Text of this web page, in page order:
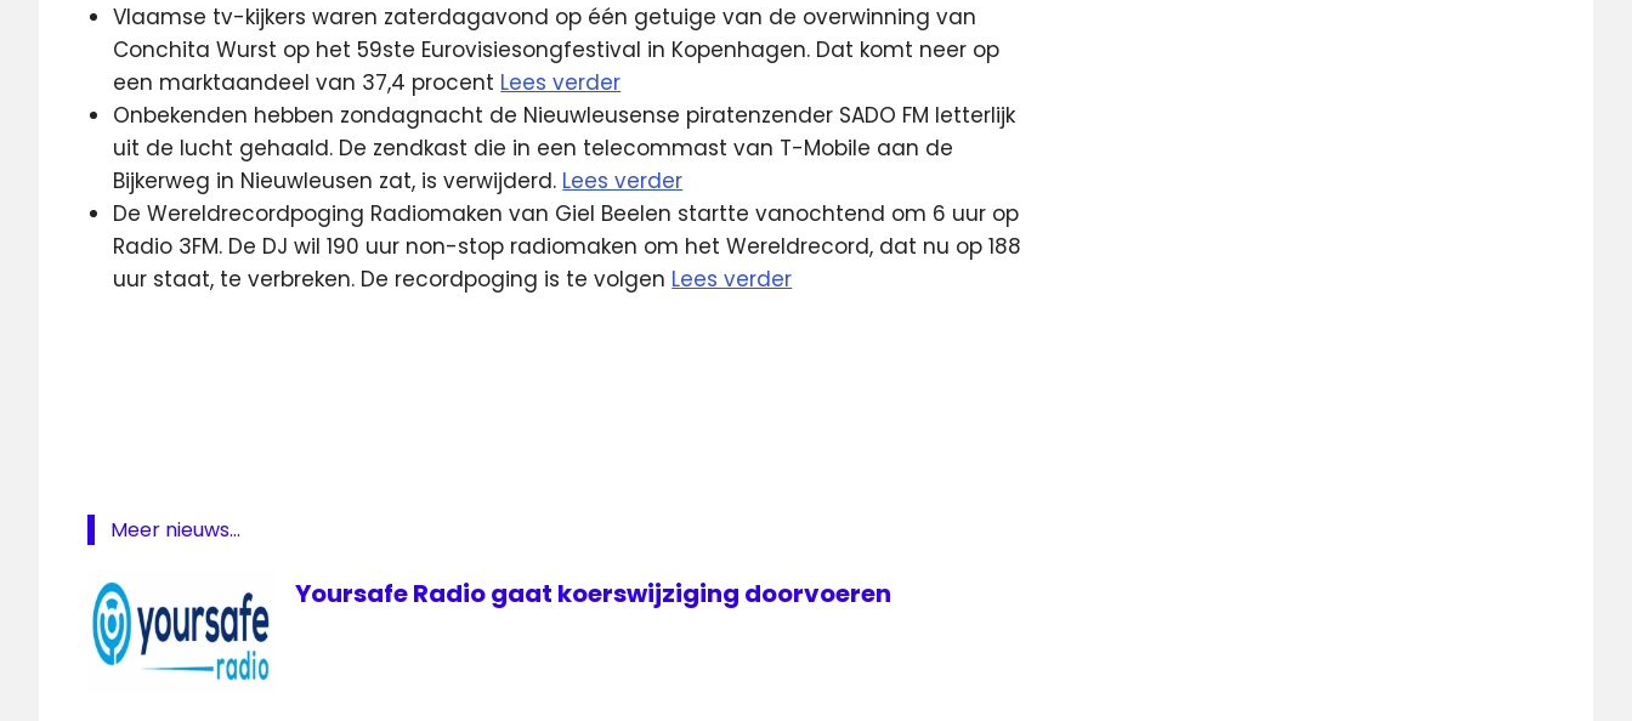
Vlaamse tv-kijkers waren zaterdagavond op één getuige van de overwinning van
Conchita Wurst op het 59ste Eurovisiesongfestival in Kopenhagen. Dat komt neer op
een marktaandeel van 37,4 procent Lees verder
Onbekenden hebben zondagnacht de Nieuwleusense piratenzender SADO FM letterlijk
uit de lucht gehaald. De zendkast die in een telecommast van T-Mobile aan de
Bijkerweg in Nieuwleusen zat, is verwijderd. Lees verder
De Wereldrecordpoging Radiomaken van Giel Beelen startte vanochtend om 6 uur op
Radio 3FM. De DJ wil 190 uur non-stop radiomaken om het Wereldrecord, dat nu op 188
uur staat, te verbreken. De recordpoging is te volgen Lees verder
Deventer
Beelen
lokale
omroep
Meer nieuws...
Yoursafe Radio gaat koerswijziging doorvoeren